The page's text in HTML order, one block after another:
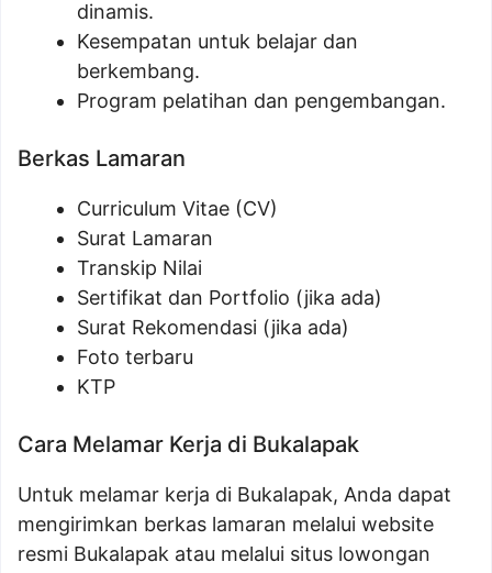
dinamis.
Kesempatan untuk belajar dan
berkembang.
Program pelatihan dan pengembangan.
Berkas Lamaran
Curriculum Vitae (CV)
Surat Lamaran
Transkip Nilai
Sertifikat dan Portfolio (jika ada)
Surat Rekomendasi (jika ada)
Foto terbaru
KTP
Cara Melamar Kerja di Bukalapak
Untuk melamar kerja di Bukalapak, Anda dapat
mengirimkan berkas lamaran melalui website
resmi Bukalapak atau melalui situs lowongan